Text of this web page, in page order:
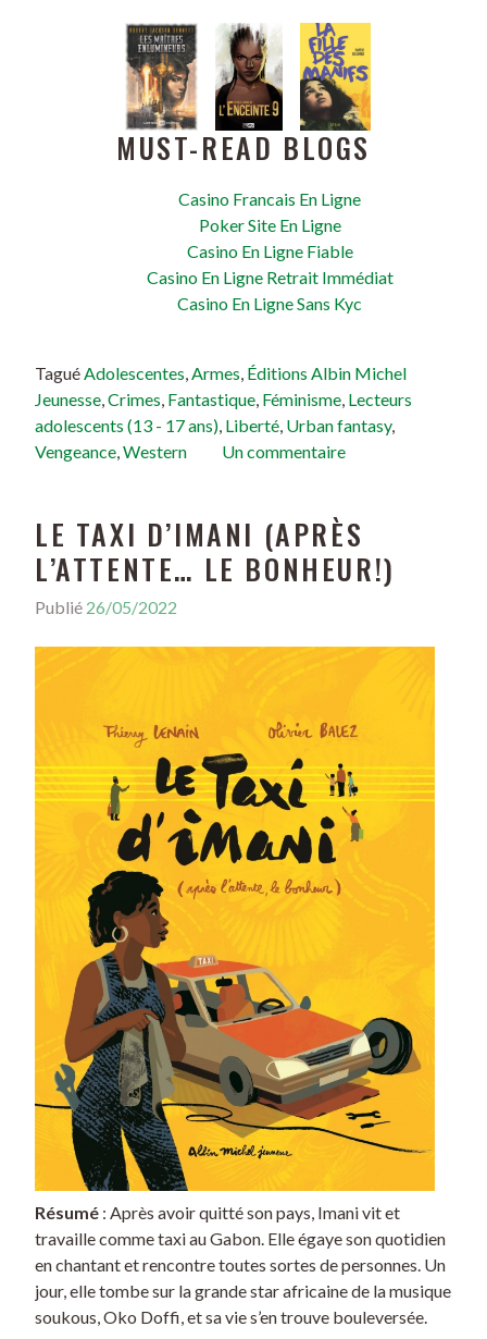
MUST-READ BLOGS
Casino Francais En Ligne
Poker Site En Ligne
Casino En Ligne Fiable
Casino En Ligne Retrait Immédiat
Casino En Ligne Sans Kyc
TaguéAdolescentes,Armes, Éditions Albin Michel
Jeunesse,Crimes, Fantastique, Féminisme, Lecteurs
adolescents (13 - 17 ans), Liberté, Urban fantasy,
Vengeance,Western Un commentaire
LE TAXI D’IMANI (APRÈS
L’ATTENTE… LE BONHEUR!)
Publié 26/05/2022
Résumé : Après avoir quitté son pays, Imani vit et
travaille comme taxi au Gabon. Elle égaye son quotidien
en chantant et rencontre toutes sortes de personnes. Un
jour, elle tombe sur la grande star africaine de la musique
soukous, Oko Doffi, et sa vie s’en trouve bouleversée.